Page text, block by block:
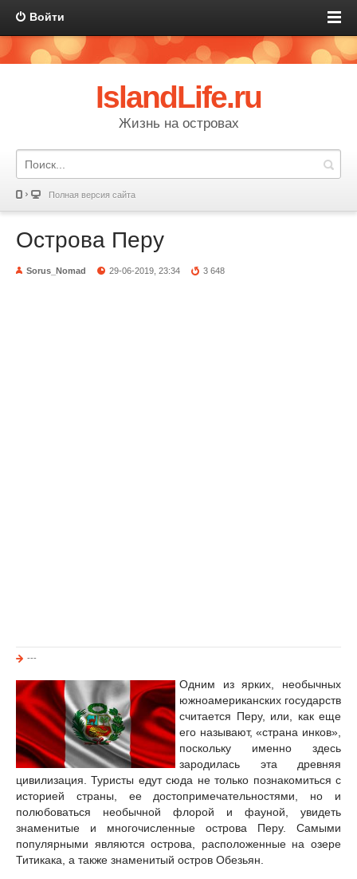
Войти
IslandLife.ru
Жизнь на островах
Полная версия сайта
Острова Перу
Sorus_Nomad 29-06-2019, 23:34 3 648
---
Одним из ярких, необычных
южноамериканских государств
считается Перу, или, как еще
его называют, «страна инков»,
поскольку именно здесь
зародилась эта древняя
цивилизация. Туристы едут сюда не только познакомиться с
историей страны, ее достопримечательностями, но и
полюбоваться необычной флорой и фауной, увидеть
знаменитые и многочисленные острова Перу. Самыми
популярными являются острова, расположенные на озере
Титикака, а также знаменитый остров Обезьян.